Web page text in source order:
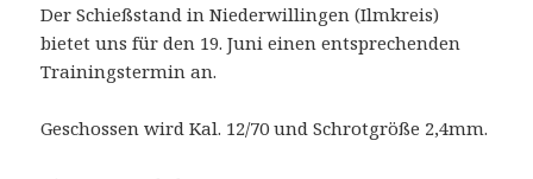
Der Schießstand in Niederwillingen (Ilmkreis)
bietet uns für den 19. Juni einen entsprechenden
Trainingstermin an.
Geschossen wird Kal. 12/70 und Schrotgröße 2,4mm.